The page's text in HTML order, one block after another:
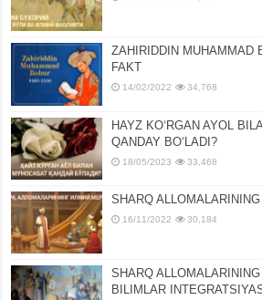
ZAHIRIDDIN MUHAMMAD
FAKT
14/02/2022 34,768
HAYZ KOʻRGAN AYOL
QANDAY BOʻLADI?
18/05/2023 33,468
SHARQ
16/11/2022 30,184
SHARQ
BILIMLAR